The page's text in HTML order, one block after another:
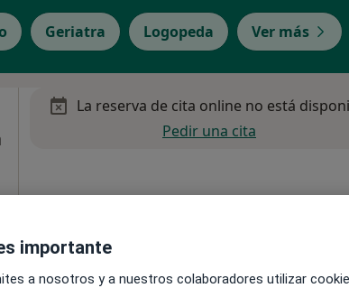
Geriatra Logopeda Ver más
La reserva de cita online no está
Pedir una cita
importante
a nosotros y a nuestros colaboradores utilizar